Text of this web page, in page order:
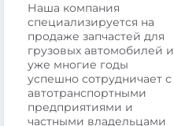
Наша компания
специализируется на
продаже запчастей для
грузовых автомобилей и
уже многие годы
успешно сотрудничает с
автотранспортными
предприятиями и
частными владельцами